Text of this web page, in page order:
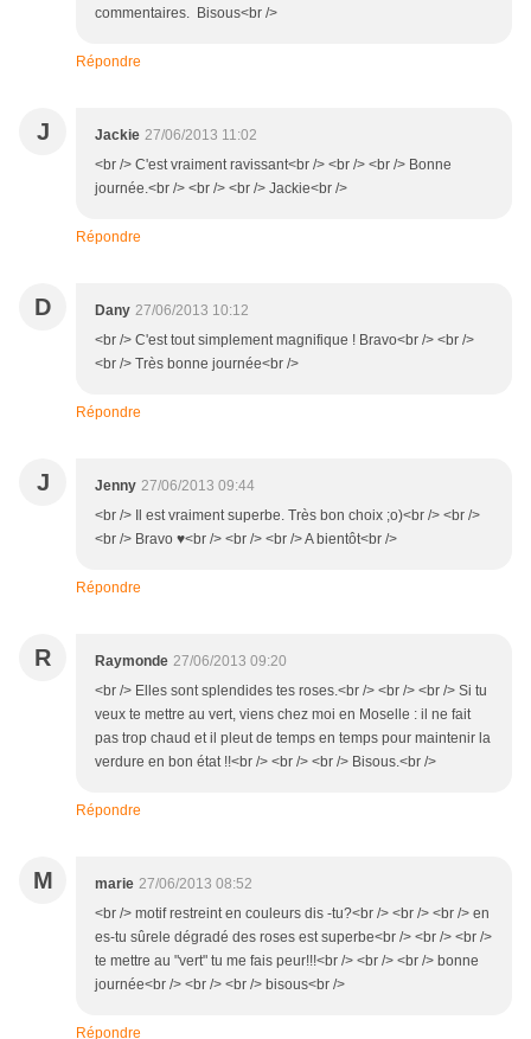
commentaires. Bisous<br />
Répondre
J Jackie 27/06/2013 11:02
<br /> C'est vraiment ravissant<br /> <br /> <br /> Bonne
journée.<br /> <br /> <br /> Jackie<br />
Répondre
D Dany 27/06/2013 10:12
<br /> C'est tout simplement magnifique ! Bravo<br /> <br />
<br /> Très bonne journée<br />
Répondre
J Jenny 27/06/2013 09:44
<br /> Il est vraiment superbe. Très bon choix ;o)<br /> <br />
<br /> Bravo ♥<br /> <br /> <br /> A bientôt<br />
Répondre
R Raymonde 27/06/2013 09:20
<br /> Elles sont splendides tes roses.<br /> <br /> <br /> Si tu
veux te mettre au vert, viens chez moi en Moselle : il ne fait
pas trop chaud et il pleut de temps en temps pour maintenir la
verdure en bon état !!<br /> <br /> <br /> Bisous.<br />
Répondre
M marie 27/06/2013 08:52
<br /> motif restreint en couleurs dis -tu?<br /> <br /> <br /> en
es-tu sûrele dégradé des roses est superbe<br /> <br /> <br />
te mettre au "vert" tu me fais peur!!!<br /> <br /> <br /> bonne
journée<br /> <br /> <br /> bisous<br />
Répondre